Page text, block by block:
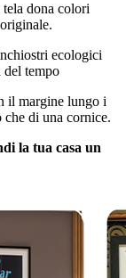
dona colori
ecologici
del tempo
il margine lungo i
di una cornice.
la tua casa un